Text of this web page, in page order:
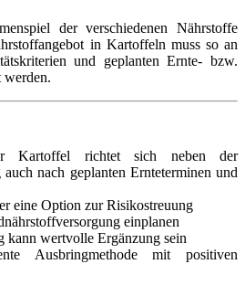
der verschiedenen Nährstoffe
in Kartoffeln muss so an
und geplanten Ernte- bzw.
werden.
Kartoffel richtet sich neben der
nach geplanten Ernteterminen und
eine Option zur Risikostreuung
einplanen
kann wertvolle Ergänzung sein
Ausbringmethode mit positiven